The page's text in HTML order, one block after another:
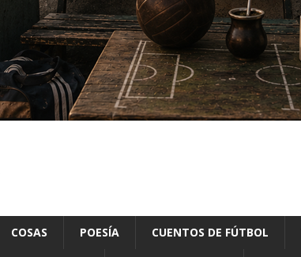
COSAS POESÍA CUENTOS DE FÚTBOL